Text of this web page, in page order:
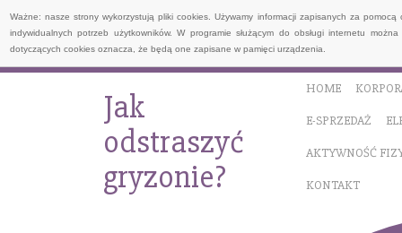
Ważne: nasze strony wykorzystują pliki cookies. Używamy informacji zapisanych za
indywidualnych potrzeb użytkowników. W programie służącym do obsługi internetu
dotyczących cookies oznacza, że będą one zapisane w pamięci urządzenia.
HOME
E-SPRZEDAŻ
AKTYWNOŚĆ
KONTAKT
Jak
odstraszyć
gryzonie?